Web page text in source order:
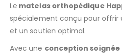
Le matelas orthopédique
spécialement conçu pour offrir
et un soutien optimal.
Avec une conception soignée